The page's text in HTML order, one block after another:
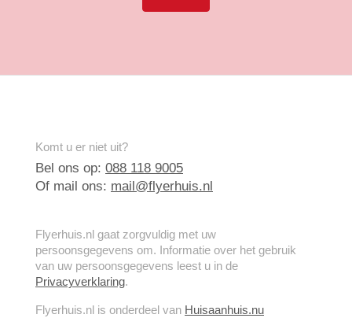
Komt u er niet uit?
Bel ons op: 088 118 9005
Of mail ons: mail@flyerhuis.nl
Flyerhuis.nl gaat zorgvuldig met uw
persoonsgegevens om. Informatie over het gebruik
van uw persoonsgegevens leest u in de
Privacyverklaring.
Flyerhuis.nl is onderdeel van Huisaanhuis.nu